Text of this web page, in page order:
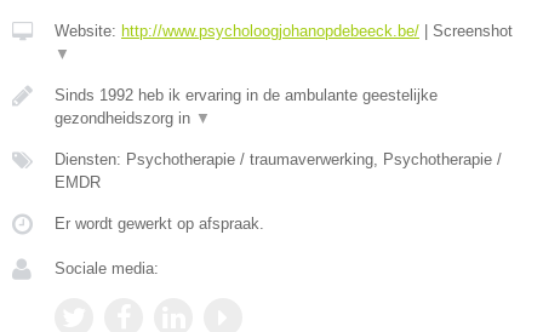
Website: http://www.psycholoogjohanopdebeeck.be/
Screenshot
▼
Sinds 1992 heb ik ervaring in de ambulante geestelijke
gezondheidszorg in ▼
Diensten: Psychotherapie / traumaverwerking, Psychotherapie /
EMDR
Er wordt gewerkt op afspraak.
Sociale media: